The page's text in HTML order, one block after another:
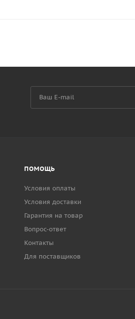
ПОМОЩЬ
Условия оплаты
Условия доставки
Гарантия на товар
Вопрос-ответ
Контакты
Для поставщиков